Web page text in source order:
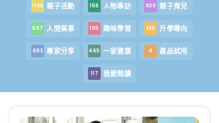
1145 親子活動 156 人物專訪 930 親子育兒
557 人間美事 105 趣味學習 135 升學導向
693 專家分享 465 一家健康 4 產品試用
117 我愛閱讀